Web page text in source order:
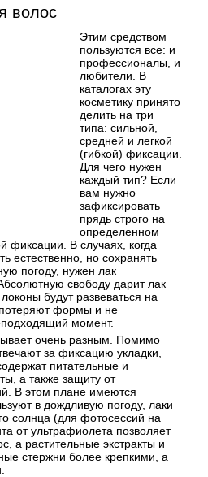
волос
Этим средством
пользуются все: и
профессионалы, и
любители. В
каталогах эту
косметику принято
делить на три
типа: сильной,
средней и легкой
(гибкой) фиксации.
Для чего нужен
каждый тип? Если
вам нужно
зафиксировать
прядь строго на
определенном
фиксации. В случаях, когда
естественно, но сохранять
погоду, нужен лак
свободу дарит лак
будут развеваться на
потеряют формы и не
момент.
очень разным. Помимо
за фиксацию укладки,
питательные и
а также защиту от
В этом плане имеются
в дождливую погоду, лаки
солнца (для фотосессий на
от ультрафиолета позволяет
а растительные экстракты и
стержни более крепкими, а